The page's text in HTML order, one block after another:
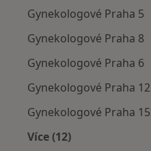
Gynekologové Praha 5
Gynekologové Praha 8
Gynekologové Praha 6
Gynekologové Praha 12
Gynekologové Praha 15
Více (12)